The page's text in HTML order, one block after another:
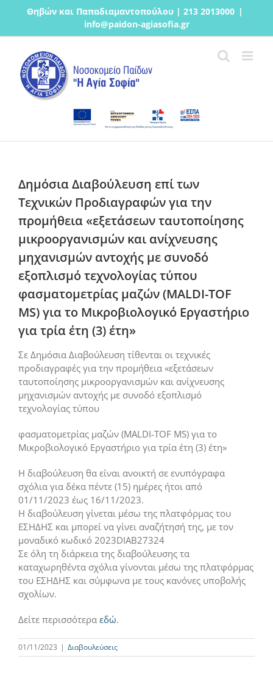
Μετάβαση
περιεχόμενο
Θηβών και Παπαδιαμαντοπούλου | 213 2013000 |
info@paidon-agiasofia.gr
Δημόσια Διαβούλευση επί των
Τεχνικών Προδιαγραφών για την
προμήθεια «εξετάσεων ταυτοποίησης
μικροοργανισμών και ανίχνευσης
μηχανισμών αντοχής με συνοδό
εξοπλισμό τεχνολογίας τύπου
φασματομετρίας μαζών (MALDI-TOF
MS) για το Μικροβιολογικό Εργαστήριο
για τρία έτη (3) έτη»
Σε Δημόσια Διαβούλευση τίθενται οι τεχνικές
προδιαγραφές για την προμήθεια «εξετάσεων
ταυτοποίησης μικροοργανισμών και ανίχνευσης
μηχανισμών αντοχής με συνοδό εξοπλισμό
τεχνολογίας τύπου
φασματομετρίας μαζών (MALDI-TOF MS) για το
Μικροβιολογικό Εργαστήριο για τρία έτη (3) έτη»
Η διαβούλευση θα είναι ανοικτή σε ενυπόγραφα
σχόλια για δέκα πέντε (15) ημέρες ήτοι από
01/11/2023 έως 16/11/2023.
Η διαβούλευση γίνεται μέσω της πλατφόρμας του
ΕΣΗΔΗΣ και μπορεί να γίνει αναζήτησή της, με τον
μοναδικό κωδικό 2023DIAB27324
Σε όλη τη διάρκεια της διαβούλευσης τα
καταχωρηθέντα σχόλια γίνονται μέσω της πλατφόρμας
του ΕΣΗΔΗΣ και σύμφωνα με τους κανόνες υποβολής
σχολίων.
Δείτε περισσότερα εδώ.
01/11/2023 | Διαβουλεύσεις